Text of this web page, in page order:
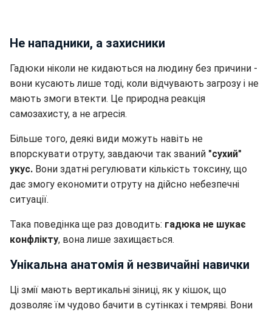
Не нападники, а захисники
Гадюки ніколи не кидаються на людину без причини -
вони кусають лише тоді, коли відчувають загрозу і не
мають змоги втекти. Це природна реакція
самозахисту, а не агресія.
Більше того, деякі види можуть навіть не
впорскувати отруту, завдаючи так званий "сухий"
укус. Вони здатні регулювати кількість токсину, що
дає змогу економити отруту на дійсно небезпечні
ситуації.
Така поведінка ще раз доводить: гадюка не шукає
конфлікту, вона лише захищається.
Унікальна анатомія й незвичайні навички
Ці змії мають вертикальні зіниці, як у кішок, що
дозволяє їм чудово бачити в сутінках і темряві. Вони